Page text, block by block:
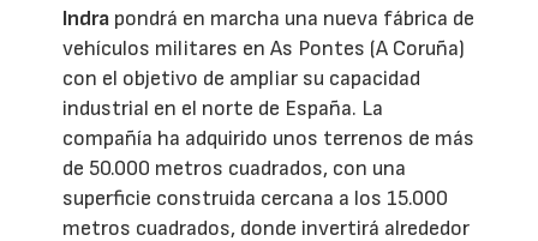
Indra pondrá en marcha una nueva fábrica de
vehículos militares en As Pontes (A Coruña)
con el objetivo de ampliar su capacidad
industrial en el norte de España. La
compañía ha adquirido unos terrenos de más
de 50.000 metros cuadrados, con una
superficie construida cercana a los 15.000
metros cuadrados, donde invertirá alrededor